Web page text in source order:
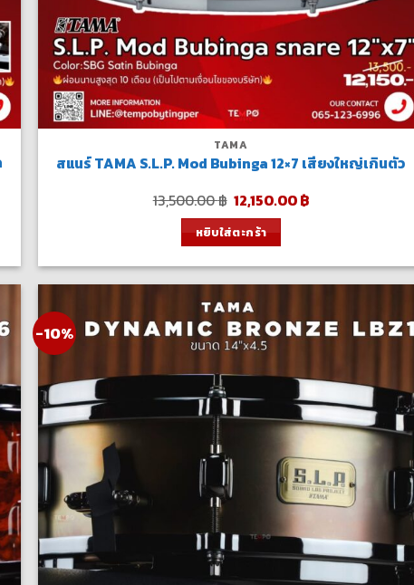
TAMA
สแนร์ TAMA S.L.P. Mod Bubinga 12×7 เสียงใหญ่เกินตัว
13,500.00฿ Original
price
was:
13,500.00 ฿.
12,150.00฿Current
หยิบใส่ตะกร้า
-10%